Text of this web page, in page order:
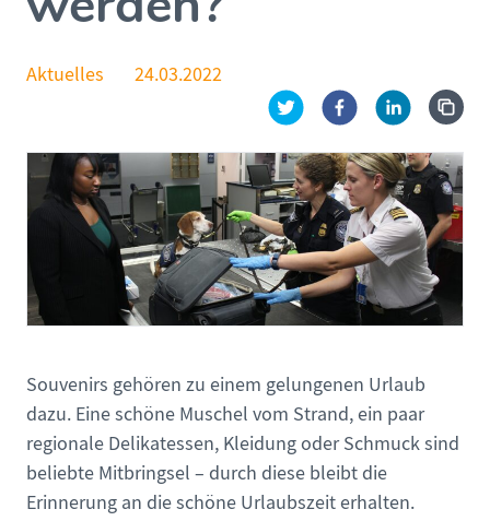
Aktuelles 24.03.2022
Souvenirs gehören zu einem gelungenen Urlaub
dazu. Eine schöne Muschel vom Strand, ein paar
regionale Delikatessen, Kleidung oder Schmuck sind
beliebte Mitbringsel – durch diese bleibt die
Erinnerung an die schöne Urlaubszeit erhalten.